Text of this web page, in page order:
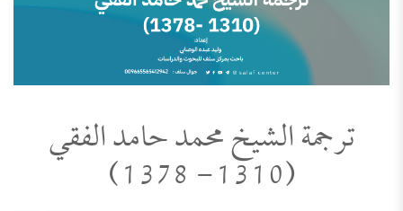
ترجمة الشيخ محمد حامد الفقي
(1310- 1378)